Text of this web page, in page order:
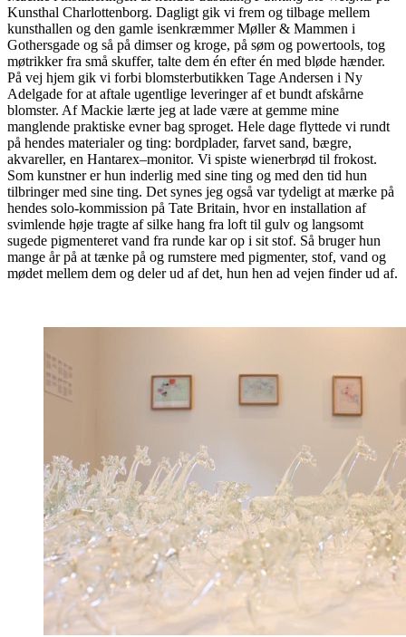
Kunsthal Charlottenborg. Dagligt gik vi frem og tilbage mellem
kunsthallen og den gamle isenkræmmer Møller & Mammen i
Gothersgade og så på dimser og kroge, på søm og powertools, tog
møtrikker fra små skuffer, talte dem én efter én med bløde hænder.
På vej hjem gik vi forbi blomsterbutikken Tage Andersen i Ny
Adelgade for at aftale ugentlige leveringer af et bundt afskårne
blomster. Af Mackie lærte jeg at lade være at gemme mine
manglende praktiske evner bag sproget. Hele dage flyttede vi rundt
på hendes materialer og ting: bordplader, farvet sand, bægre,
akvareller, en Hantarex–monitor. Vi spiste wienerbrød til frokost.
Som kunstner er hun inderlig med sine ting og med den tid hun
tilbringer med sine ting. Det synes jeg også var tydeligt at mærke på
hendes solo-kommission på Tate Britain, hvor en installation af
svimlende høje tragte af silke hang fra loft til gulv og langsomt
sugede pigmenteret vand fra runde kar op i sit stof. Så bruger hun
mange år på at tænke på og rumstere med pigmenter, stof, vand og
mødet mellem dem og deler ud af det, hun hen ad vejen finder ud af.